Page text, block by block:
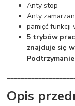
Anty stop
Anty
pamięć funkcji
5 trybów
znajduje się
Opis